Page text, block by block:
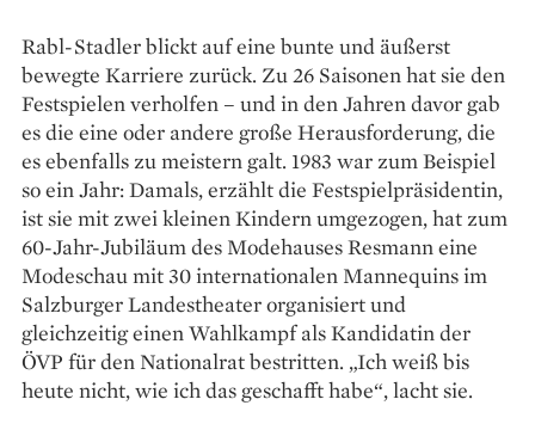
Rabl-Stadler blickt auf eine bunte und äußerst
bewegte Karriere zurück. Zu 26 Saisonen hat sie den
Festspielen verholfen – und in den Jahren davor gab
es die eine oder andere ­große Herausforderung, die
es ebenfalls zu meistern galt. 1983 war zum Beispiel
so ein Jahr: Damals, erzählt die Festspielpräsidentin,
ist sie mit zwei kleinen Kindern umgezogen, hat zum
60-Jahr-­Jubiläum des Modehauses Resmann eine
Modeschau mit 30 internationalen Mannequins im
Salzburger Landestheater organisiert und
gleichzeitig einen Wahlkampf als Kandidatin der
ÖVP für den Nationalrat bestritten. „Ich weiß bis
heute nicht, wie ich das geschafft habe“, lacht sie.